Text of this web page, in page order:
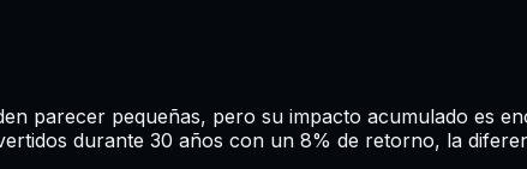
parecer pequeñas, pero su impacto acumulado es
durante 30 años con un 8% de retorno, la